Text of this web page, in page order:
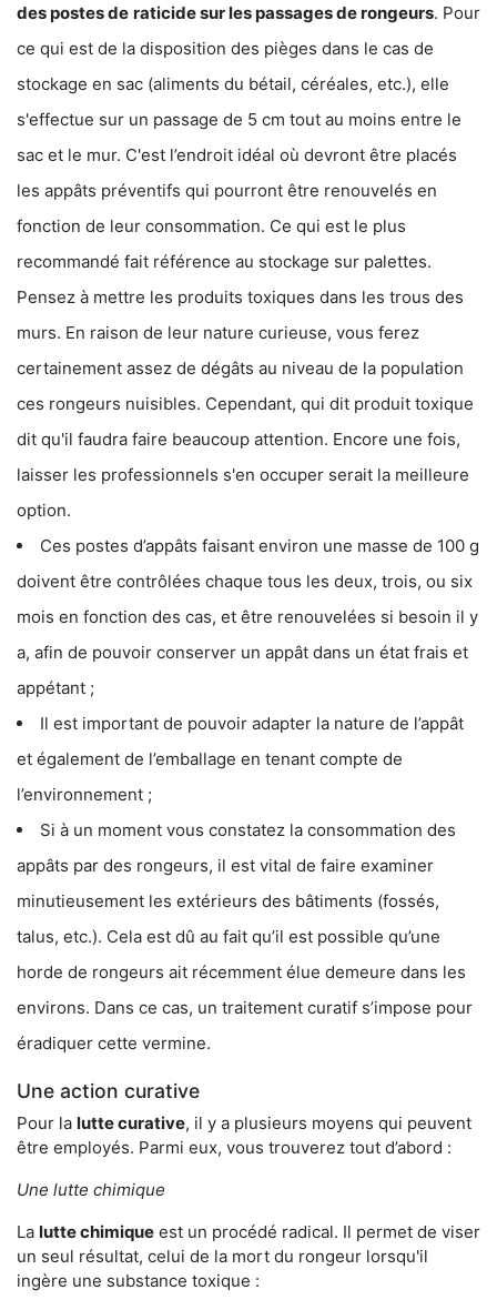
des postes de raticide sur les passages de rongeurs. Pour
ce qui est de la disposition des pièges dans le cas de
stockage en sac (aliments du bétail, céréales, etc.), elle
s'effectue sur un passage de 5 cm tout au moins entre le
sac et le mur. C'est l’endroit idéal où devront être placés
les appâts préventifs qui pourront être renouvelés en
fonction de leur consommation. Ce qui est le plus
recommandé fait référence au stockage sur palettes.
Pensez à mettre les produits toxiques dans les trous des
murs. En raison de leur nature curieuse, vous ferez
certainement assez de dégâts au niveau de la population
ces rongeurs nuisibles. Cependant, qui dit produit toxique
dit qu'il faudra faire beaucoup attention. Encore une fois,
laisser les professionnels s'en occuper serait la meilleure
option.
Ces postes d’appâts faisant environ une masse de 100 g
doivent être contrôlées chaque tous les deux, trois, ou six
mois en fonction des cas, et être renouvelées si besoin il y
a, afin de pouvoir conserver un appât dans un état frais et
appétant ;
Il est important de pouvoir adapter la nature de l’appât
et également de l’emballage en tenant compte de
l’environnement ;
Si à un moment vous constatez la consommation des
appâts par des rongeurs, il est vital de faire examiner
minutieusement les extérieurs des bâtiments (fossés,
talus, etc.). Cela est dû au fait qu’il est possible qu’une
horde de rongeurs ait récemment élue demeure dans les
environs. Dans ce cas, un traitement curatif s’impose pour
éradiquer cette vermine.
Une action curative
Pour la lutte curative, il y a plusieurs moyens qui peuvent
être employés. Parmi eux, vous trouverez tout d’abord :
Une lutte chimique
La lutte chimique est un procédé radical. Il permet de viser
un seul résultat, celui de la mort du rongeur lorsqu'il
ingère une substance toxique :